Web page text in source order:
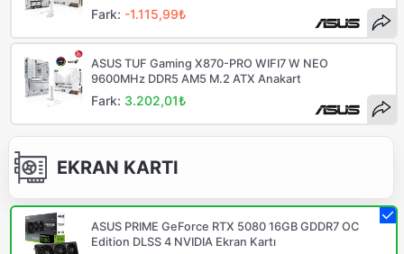
Fark: -1.115,99₺
ASUS TUF Gaming X870-PRO WIFI7 W NEO
9600MHz DDR5 AM5 M.2 ATX Anakart
Fark: 3.202,01₺
EKRAN KARTI
ASUS PRIME GeForce RTX 5080 16GB GDDR7 OC
Edition DLSS 4 NVIDIA Ekran Kartı